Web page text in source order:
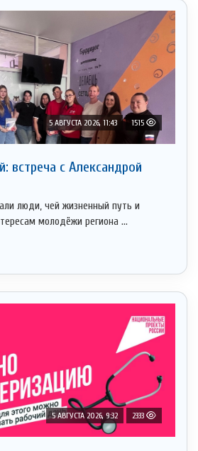
5 АВГУСТА 2026, 11:43 1515
встреча с Александрой
люди, чей жизненный путь и
молодёжи региона ...
5 АВГУСТА 2026, 9:32 2333